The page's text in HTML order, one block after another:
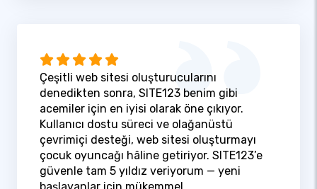
Çeşitli web sitesi oluşturucularını
denedikten sonra, SITE123 benim gibi
acemiler için en iyisi olarak öne çıkıyor.
Kullanıcı dostu süreci ve olağanüstü
çevrimiçi desteği, web sitesi oluşturmayı
çocuk oyuncağı hâline getiriyor. SITE123’e
güvenle tam 5 yıldız veriyorum — yeni